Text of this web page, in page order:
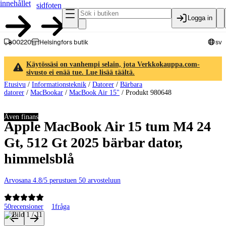
innehållet
sidfoten
Logga in
00220 Helsingfors butik sv
Käytössäsi on vanhempi selain, jota Verkkokauppa.com-
sivusto ei enää tue. Lue lisää täältä.
Etusivu / Informationsteknik / Datorer / Bärbara
datorer / MacBookar / MacBook Air 15" / Produkt 980648
Apple MacBook Air 15 tum M4 24
Gt, 512 Gt 2025 bärbar dator,
himmelsblå
Arvosana 4.8/5 perustuen 50 arvosteluun
50recensioner 1fråga
Även finans